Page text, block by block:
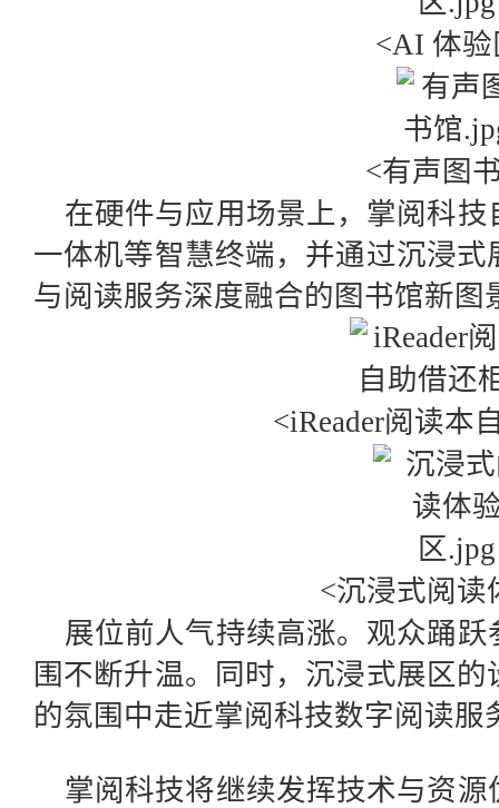
<AI 体验
<有声图
在硬件与应用场景上，掌阅科
一体机等智慧终端，并通过沉浸
与阅读服务深度融合的图书馆新图
<iReader阅读本
<沉浸式阅读
展位前人气持续高涨。观众踊
围不断升温。同时，沉浸式展区
的氛围中走近掌阅科技数字阅读服
掌阅科技将继续发挥技术与资